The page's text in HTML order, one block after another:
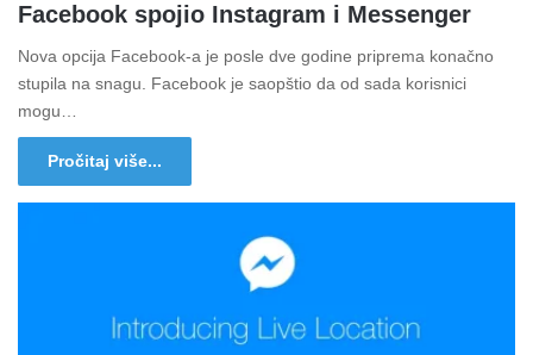
Facebook spojio Instagram i Messenger
Nova opcija Facebook-a je posle dve godine priprema konačno
stupila na snagu. Facebook je saopštio da od sada korisnici
mogu…
Pročitaj više...